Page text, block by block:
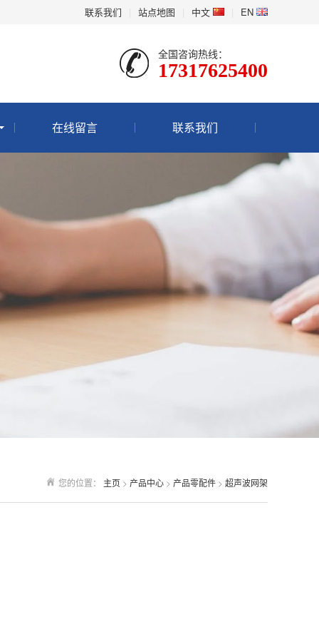
联系我们 站点地图 中文 EN
全国咨询热线：
17317625400
在线留言 联系我们
您的位置： 主页 > 产品中心 > 产品零配件 > 超声波网架